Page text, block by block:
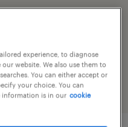
experience, to diagnose
website. We also use them to
You can either accept or
your choice. You can
information is in our cookie